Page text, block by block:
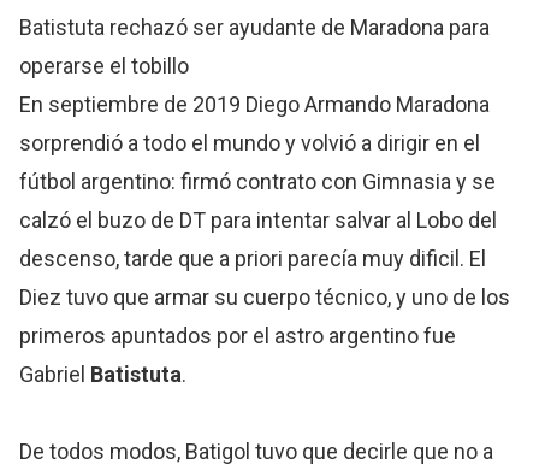
Batistuta rechazó ser ayudante de Maradona para
operarse el tobillo
En septiembre de 2019 Diego Armando Maradona
sorprendió a todo el mundo y volvió a dirigir en el
fútbol argentino: firmó contrato con Gimnasia y se
calzó el buzo de DT para intentar salvar al Lobo del
descenso, tarde que a priori parecía muy dificil. El
Diez tuvo que armar su cuerpo técnico, y uno de los
primeros apuntados por el astro argentino fue
Gabriel Batistuta.
De todos modos, Batigol tuvo que decirle que no a